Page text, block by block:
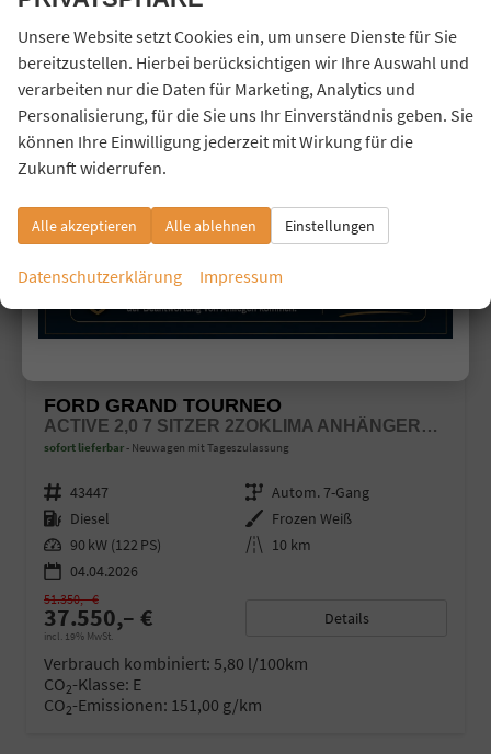
26,9%
FORD GRAND TOURNEO
ACTIVE 2,0 7 SITZER 2ZOKLIMA ANHÄNGERKUPPLUNG PANORAMADACH AGR SITZE SITZHEIZUNG EINPARKHILFE KAMERA 17 ZOLL LEICHTMETALL ACC
sofort lieferbar Neuwagen mit Tageszulassung
Fahrzeugnr. 43447 Getriebe Autom. 7-Gang
Kraftstoff Diesel Außenfarbe Frozen Weiß
Leistung 90 kW (122 PS) Kilometerstand 10 km
04.04.2026
37.550,– €
incl. 19% MwSt.
51.350,– €
Details
Verbrauch kombiniert: 5,80 l/100km
CO2-Klasse: E
CO2-Emissionen: 151,00 g/km
Unsere Website setzt Cookies ein, um unsere Dienste für Sie
bereitzustellen. Hierbei berücksichtigen wir Ihre Auswahl und
verarbeiten nur die Daten für Marketing, Analytics und
Personalisierung, für die Sie uns Ihr Einverständnis geben. Sie
können Ihre Einwilligung jederzeit mit Wirkung für die
Zukunft widerrufen.
Alle akzeptieren Alle ablehnen Einstellungen
Datenschutzerklärung Impressum